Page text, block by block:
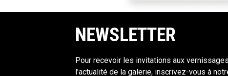
NEWSLETTER
Pour recevoir les invitations aux
l'actualité de la galerie, inscrivez-vous à